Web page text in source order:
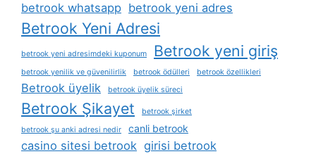
betrook whatsapp betrook yeni adres
Betrook Yeni Adresi
betrook yeni adresimdeki kuponum Betrook yeni giriş
betrook yenilik ve güvenilirlik betrook ödülleri betrook özellikleri
Betrook üyelik betrook üyelik süreci
Betrook Şikayet
betrook şirket
betrook şu anki adresi nedir
canli betrook
casino sitesi betrook girisi betrook